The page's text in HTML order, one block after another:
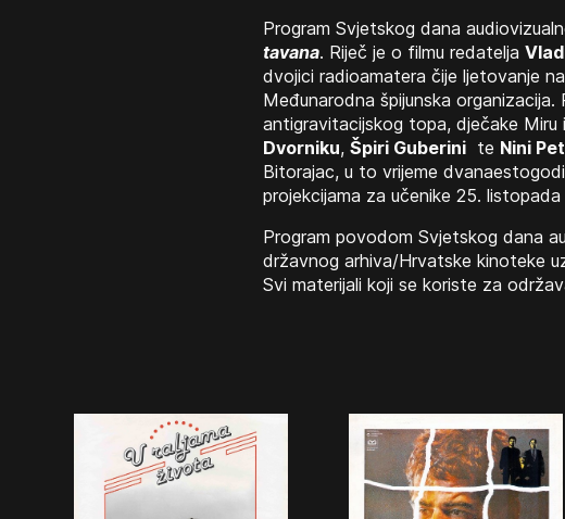
Program Svjetskog dana
tavana. Riječ je o filmu redatelja
dvojici radioamatera čije ljetovanje
Međunarodna špijunska
antigravitacijskog topa, dječake Miru
Dvorniku, Špiri Guberini te Nini
Bitorajac, u to vrijeme
projekcijama za učenike 25. listopada
Program povodom Svjetskog dana
državnog arhiva/Hrvatske kinoteke
Svi materijali koji se koriste za